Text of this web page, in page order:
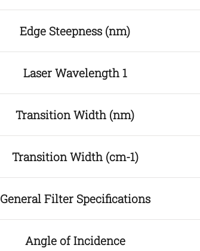
Edge Steepness (nm)
Laser Wavelength 1
Transition Width (nm)
Transition Width (cm-1)
General Filter Specifications
Angle of Incidence